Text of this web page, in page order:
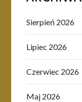
Sierpień 2026
Lipiec 2026
Czerwiec 2026
Maj 2026